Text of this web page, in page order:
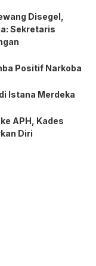
Disegel,
Sekretaris
Positif Narkoba
Istana Merdeka
APH, Kades
Diri